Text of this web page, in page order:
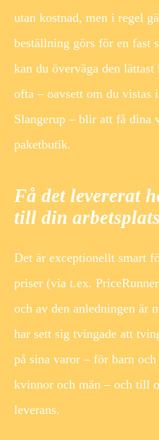
utan kostnad, men i regel
beställning görs för en fast
kan du överväga den
ofta – oavsett om du vistas
Slangerup – blir att få dina
paketbutik.
Få det levererat
till din arbetsplats
Det är exceptionellt smart
priser (via t.ex.
och av den anledningen är
har sett sig tvingade att
på sina varor – för barn
kvinnor och män – och till
leverans.